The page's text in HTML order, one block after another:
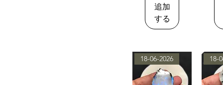
追加
する
18-06-2026 18-